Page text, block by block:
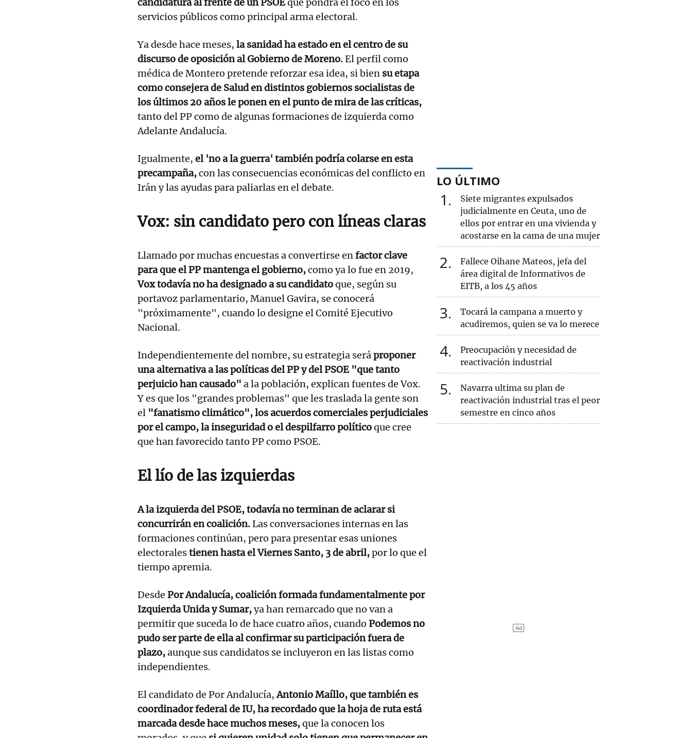
servicios públicos como principal arma electoral.
Ya desde hace meses, la sanidad ha estado en el centro de su
discurso de oposición al Gobierno de Moreno.El perfil como
médica de Montero pretende reforzar esa idea, si bien su etapa
como consejera de Salud en distintos gobiernos socialistas de
los últimos 20 años le ponen en el punto de mira de las críticas,
tanto del PP como de algunas formaciones de izquierda como
Adelante Andalucía.
Igualmente, el 'no a la guerra' también podría colarse en esta
precampaña,con las consecuencias económicas del conflicto en
Irán y las ayudas para paliarlas en el debate.
Vox: sin candidato pero con líneas claras
Llamado por muchas encuestas a convertirse enfactor clave
para que el PP mantenga el gobierno,como ya lo fue en 2019,
Vox todavía no ha designado a su candidatoque, según su
portavoz parlamentario, Manuel Gavira, se conocerá
"próximamente", cuando lo designe el Comité Ejecutivo
Nacional.
Independientemente del nombre, su estrategia seráproponer
una alternativa a las políticas del PP y del PSOE "que tanto
perjuicio han causado" a la población, explican fuentes de Vox.
Y es que los "grandes problemas" que les traslada la gente son
el "fanatismo climático", los acuerdos comerciales perjudiciales
por el campo, la inseguridad o el despilfarro políticoque cree
que han favorecido tanto PP como PSOE.
El lío de las izquierdas
A la izquierda del PSOE, todavía no terminan de aclarar si
concurrirán en coalición.Las conversaciones internas en las
formaciones continúan, pero para presentar esas uniones
electoralestienen hasta el Viernes Santo, 3 de abril,por lo que el
tiempo apremia.
Desde PorAndalucía, coalición formada fundamentalmente por
Izquierda Unida y Sumar,ya han remarcado que no van a
permitir que suceda lo de hace cuatro años, cuando Podemos no
pudo ser parte de ella al confirmar su participación fuera de
plazo,aunque sus candidatos se incluyeron en las listas como
independientes.
El candidato de Por Andalucía,Antonio Maíllo, que también es
coordinador federal de IU, ha recordado que la hoja de ruta está
marcada desde hace muchos meses,que la conocen los
LO ÚLTIMO
1
Siete migrantes expulsados
judicialmente en Ceuta, uno de
ellos por entrar en una vivienda y
acostarse en la cama de una mujer
2
Fallece Oihane Mateos, jefa del
área digital de Informativos de
EITB, a los 45 años
3
Tocará la campana a muerto y
acudiremos, quien se va lo merece
4
Preocupación y necesidad de
reactivación industrial
5
Navarra ultima su plan de
reactivación industrial tras el peor
semestre en cinco años